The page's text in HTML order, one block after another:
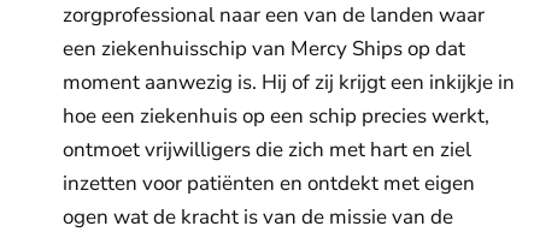
zorgprofessional naar een van de landen waar
een ziekenhuisschip van Mercy Ships op dat
moment aanwezig is. Hij of zij krijgt een inkijkje in
hoe een ziekenhuis op een schip precies werkt,
ontmoet vrijwilligers die zich met hart en ziel
inzetten voor patiënten en ontdekt met eigen
ogen wat de kracht is van de missie van de